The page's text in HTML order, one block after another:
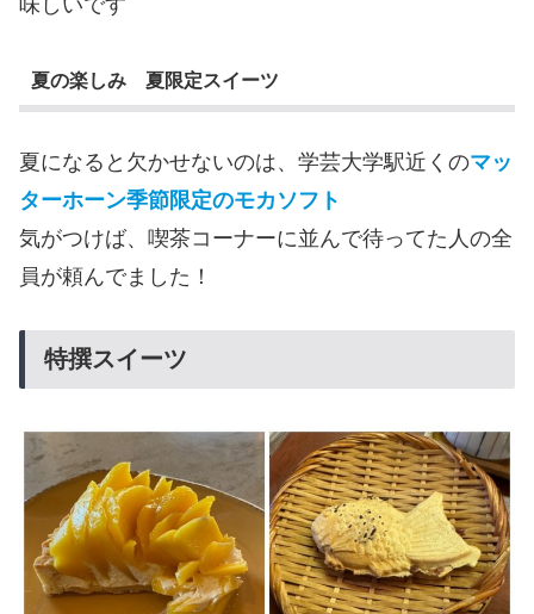
味しいです
夏の楽しみ 夏限定スイーツ
夏になると欠かせないのは、学芸大学駅近くのマッ
ターホーン季節限定のモカソフト
気がつけば、喫茶コーナーに並んで待ってた人の全
員が頼んでました！
特撰スイーツ